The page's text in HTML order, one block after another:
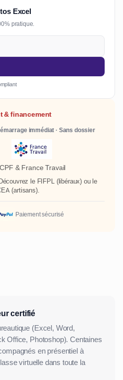
Excel
pratique.
& financement
immédiat · Sans dossier
& France Travail
le FIFPL(libéraux) ou le
(artisans).
Paiement sécurisé
certifié
(Excel, Word,
Office, Photoshop). Centaines
en présentiel à
virtuelle dans toute la